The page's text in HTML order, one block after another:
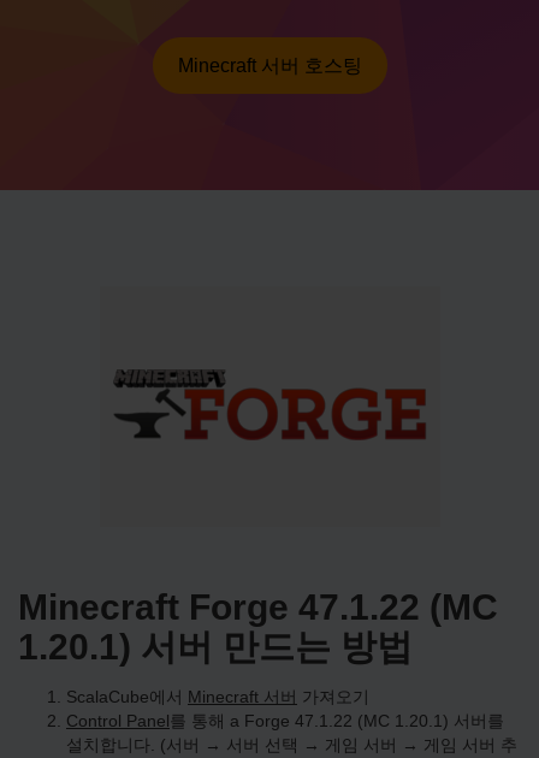
Minecraft 서버 호스팅
Minecraft Forge 47.1.22 (MC
1.20.1) 서버 만드는 방법
ScalaCube에서 Minecraft 서버 가져오기
Control Panel를 통해 a Forge 47.1.22 (MC 1.20.1) 서버를
설치합니다. (서버 → 서버 선택 → 게임 서버 → 게임 서버 추